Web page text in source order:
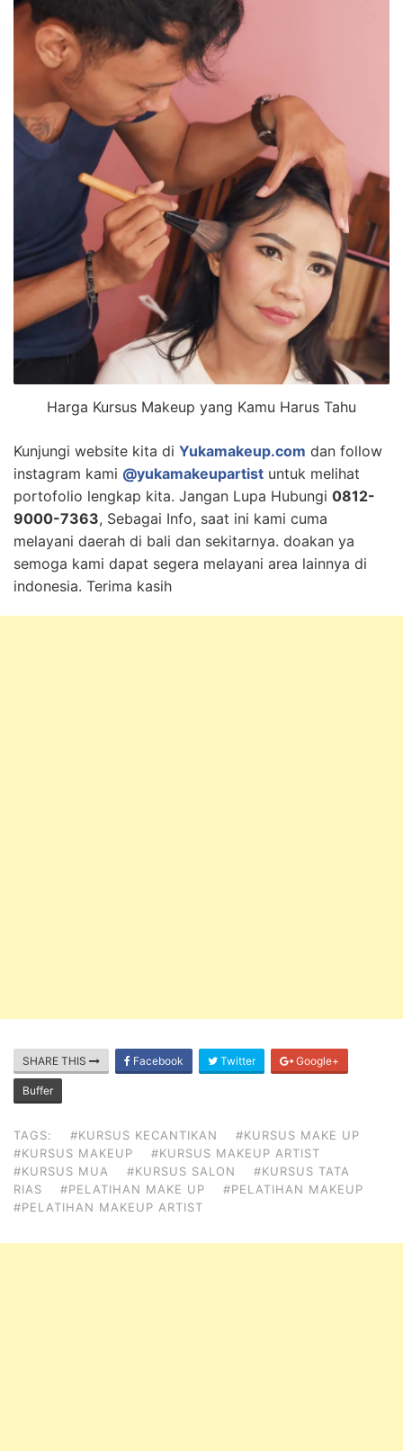
Harga Kursus Makeup yang Kamu Harus Tahu
Kunjungi website kita di Yukamakeup.com dan follow
instagram kami @yukamakeupartist untuk melihat
portofolio lengkap kita. Jangan Lupa Hubungi 0812-
9000-7363, Sebagai Info, saat ini kami cuma
melayani daerah di bali dan sekitarnya. doakan ya
semoga kami dapat segera melayani area lainnya di
indonesia. Terima kasih
SHARE THIS Facebook Twitter Google+
Buffer
TAGS: #KURSUS KECANTIKAN
#KURSUS MAKE UP
#KURSUS MAKEUP
#KURSUS MAKEUP ARTIST
#KURSUS MUA
#KURSUS SALON
#KURSUS TATA
RIAS
#PELATIHAN MAKE UP
#PELATIHAN MAKEUP
#PELATIHAN MAKEUP ARTIST